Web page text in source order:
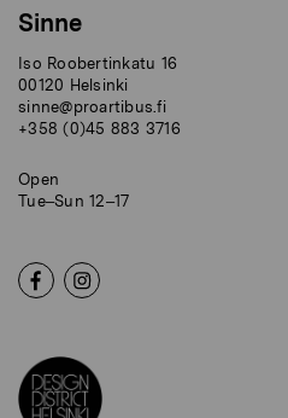
Sinne
Iso Roobertinkatu 16
00120 Helsinki
sinne@proartibus.fi
+358 (0)45 883 3716
Open
Tue–Sun 12–17